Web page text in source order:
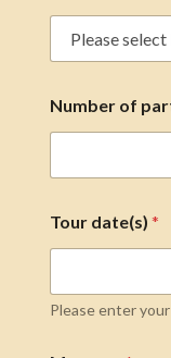
Number of
Tour date(s) *
Please enter